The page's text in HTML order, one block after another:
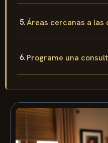
Áreas cercanas a las
Programe una